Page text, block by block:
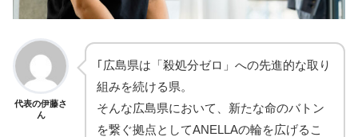
代表の伊藤さ
ん
｢広島県は「殺処分ゼロ」への先進的な取り
組みを続ける県。
そんな広島県において、新たな命のバトン
を繋ぐ拠点としてANELLAの輪を広げるこ